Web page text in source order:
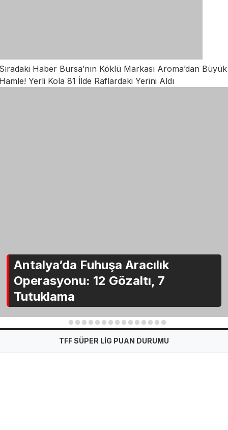
Haber Bursa’nın Köklü Markası Aroma’dan Büyük
Yerli Kola 81 İlde Raflardaki Yerini Aldı
Antalya’da Fuhuşa Aracılık
Operasyonu: 12 Gözaltı, 7
Tutuklama
2 3 4 5 6 7 8 9 10 11 12 13 14 15
TFF SÜPER LİG PUAN DURUMU